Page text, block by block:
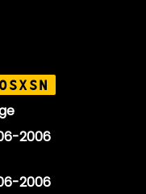
2006
2006